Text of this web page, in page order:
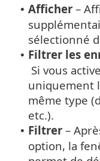
• Afficher –
sélectionné
• Filtrer les
Si vous
uniquement
même type
etc.).
• Filtrer –
option, la